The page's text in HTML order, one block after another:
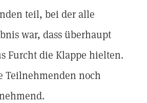
teil, bei der alle
war, dass überhaupt
Furcht die Klappe hielten.
Teilnehmenden noch